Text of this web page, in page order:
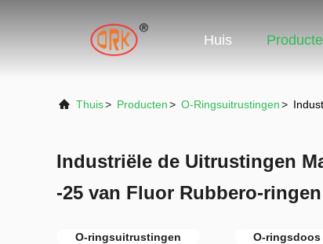
Huis
Thuis> Producten> O-Ringsuitrustingen>
Industriële de Uitrustingen
-25 van Fluor Rubbero-ringen
O-ringsuitrustingen O-ringsdoos